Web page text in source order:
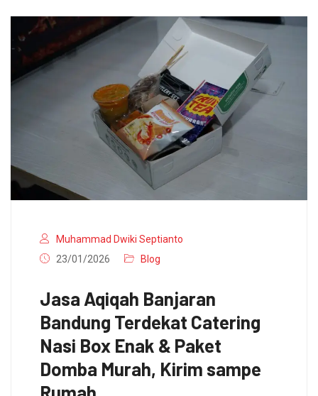
Muhammad Dwiki Septianto
23/01/2026
Blog
Jasa Aqiqah Banjaran
Bandung Terdekat Catering
Nasi Box Enak & Paket
Domba Murah, Kirim sampe